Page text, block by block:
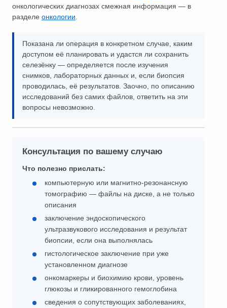
онкологических диагнозах смежная информация — в
разделе онкологии
Показана ли операция в конкретном случае, каким
доступом её планировать и удастся ли сохранить
селезёнку — определяется после изучения
снимков, лабораторных данных и, если биопсия
проводилась, её результатов. Заочно, по описанию
исследований без самих файлов, ответить на эти
вопросы невозможно.
Консультация по вашему случаю
Что полезно прислать:
компьютерную или магнитно-резонансную
томографию — файлы на диске, а не только
описания
заключение эндоскопического
ультразвукового исследования и результат
биопсии, если она выполнялась
гистологическое заключение при уже
установленном диагнозе
онкомаркеры и биохимию крови, уровень
глюкозы и гликированного гемоглобина
сведения о сопутствующих заболеваниях,